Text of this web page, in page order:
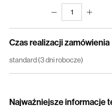
1
Czas realizacji zamówienia
standard (3 dni robocze)
Najważniejsze informacje